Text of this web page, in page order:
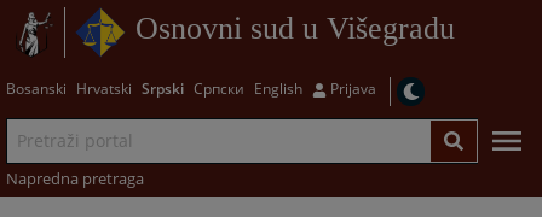
Osnovni sud u Višegradu
Bosanski Hrvatski Srpski Српски English Prijava
Napredna pretraga